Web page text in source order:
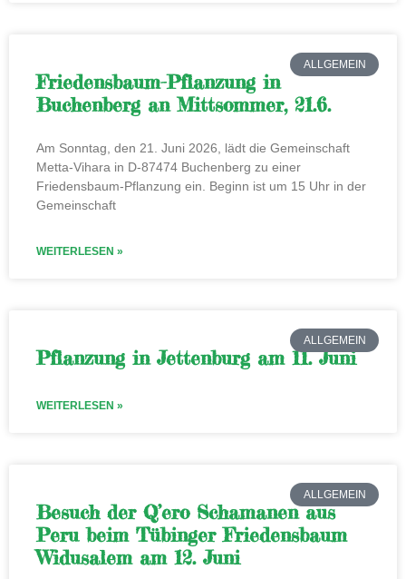
ALLGEMEIN
Friedensbaum-Pflanzung in
Buchenberg an Mittsommer, 21.6.
Am Sonntag, den 21. Juni 2026, lädt die Gemeinschaft
Metta-Vihara in D-87474 Buchenberg zu einer
Friedensbaum-Pflanzung ein. Beginn ist um 15 Uhr in der
Gemeinschaft
WEITERLESEN »
ALLGEMEIN
Pflanzung in Jettenburg am 11. Juni
WEITERLESEN »
ALLGEMEIN
Besuch der Q’ero Schamanen aus
Peru beim Tübinger Friedensbaum
Widusalem am 12. Juni